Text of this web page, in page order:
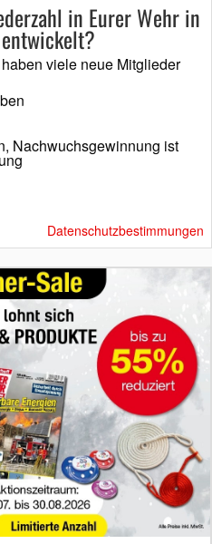
in Eurer Wehr in
viele neue Mitglieder
Nachwuchsgewinnung ist
Datenschutzbestimmungen